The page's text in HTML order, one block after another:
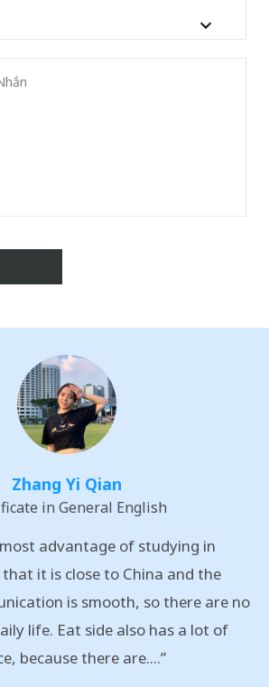
Zhang Yi Qian
in General English
advantage of studying in
that it is close to China and the
is smooth, so there are no
life. Eat side also has a lot of
because there are....”